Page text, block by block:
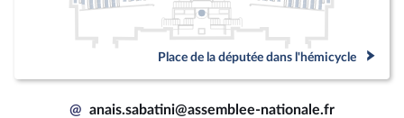
Place de la députée dans l'hémicycle
@ anais.sabatini@assemblee-nationale.fr